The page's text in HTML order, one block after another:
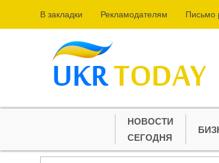
В закладки Рекламодателям Письмо
НОВОСТИ
СЕГОДНЯ